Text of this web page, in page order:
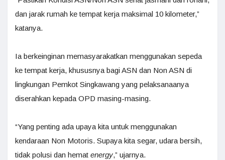
dan jarak rumah ke tempat kerja maksimal 10 kilometer,”
katanya.
Ia berkeinginan memasyarakatkan menggunakan sepeda
ke tempat kerja, khususnya bagi ASN dan Non ASN di
lingkungan Pemkot Singkawang yang pelaksanaanya
diserahkan kepada OPD masing-masing.
“Yang penting ada upaya kita untuk menggunakan
kendaraan Non Motoris. Supaya kita segar, udara bersih,
tidak polusi dan hemat energy,” ujarnya.